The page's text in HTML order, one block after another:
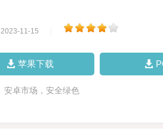
11-15
苹果下载
安卓市场，安全绿色